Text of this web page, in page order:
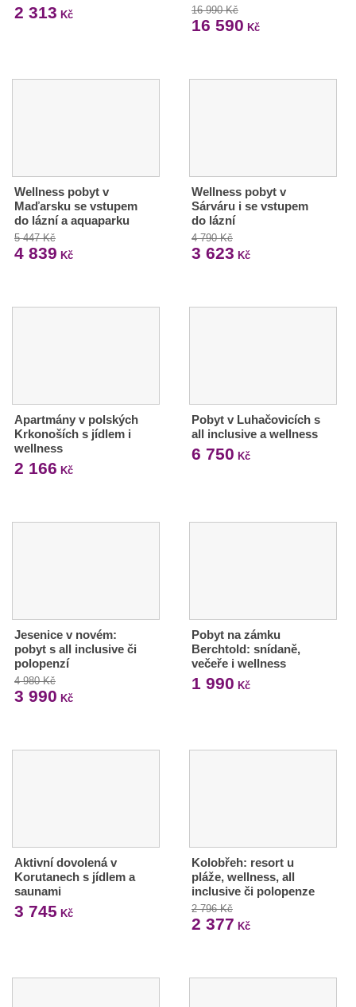
2 313 Kč 16 990 Kč
16 590 Kč
Wellness pobyt v
Maďarsku se vstupem
do lázní a aquaparku
5 447 Kč
4 839 Kč
Wellness pobyt v
Sárváru i se vstupem
do lázní
4 790 Kč
3 623 Kč
Apartmány v polských
Krkonoších s jídlem i
wellness
2 166 Kč
Pobyt v Luhačovicích s
all inclusive a wellness
6 750 Kč
Jesenice v novém:
pobyt s all inclusive či
polopenzí
4 980 Kč
3 990 Kč
Pobyt na zámku
Berchtold: snídaně,
večeře i wellness
1 990 Kč
Aktivní dovolená v
Korutanech s jídlem a
saunami
3 745 Kč
Kolobřeh: resort u
pláže, wellness, all
inclusive či polopenze
2 796 Kč
2 377 Kč